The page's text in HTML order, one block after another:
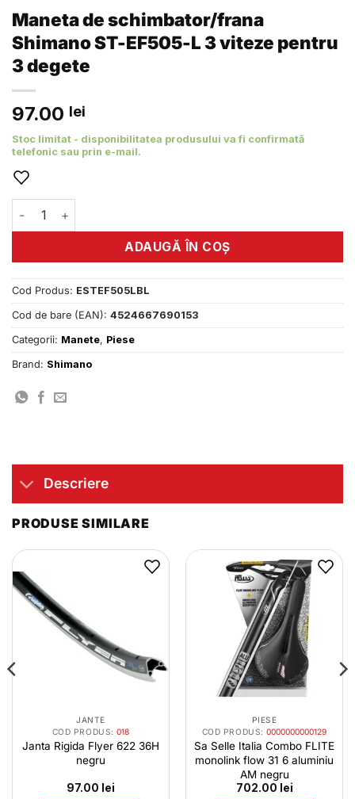
Maneta de schimbator/frana
Shimano ST-EF505-L 3 viteze pentru
3 degete
97.00 lei
Stoc limitat - disponibilitatea produsului va fi confirmată
telefonic sau prin e-mail.
Cantitate Maneta de schimbator/frana Shimano ST-
ADAUGĂ ÎN COȘ
Cod Produs: ESTEF505LBL
Cod de bare (EAN): 4524667690153
Categorii: Manete, Piese
Brand: Shimano
Descriere
PRODUSE SIMILARE
JANTE
COD PRODUS:018
Janta Rigida Flyer 622 36H
negru
97.00 lei
PIESE
COD PRODUS:0000000000129
Sa Selle Italia Combo FLITE
monolink flow 31 6 aluminiu
AM negru
702.00 lei